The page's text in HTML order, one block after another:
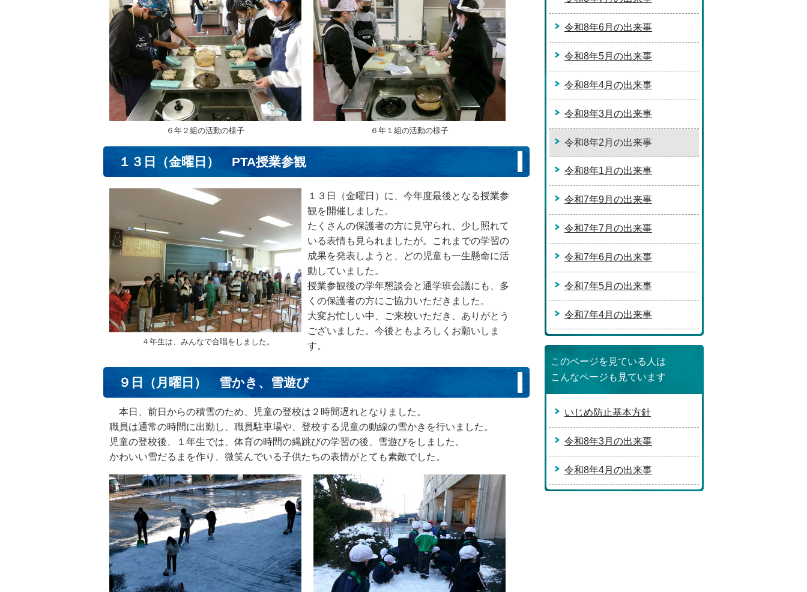
６年２組の活動の様子 ６年１組の活動の様子
１３日（金曜日） PTA授業参観
４年生は、みんなで合唱をしました。
１３日（金曜日）に、今年度最後となる授業参
観を開催しました。
たくさんの保護者の方に見守られ、少し照れて
いる表情も見られましたが。これまでの学習の
成果を発表しようと、どの児童も一生懸命に活
動していました。
授業参観後の学年懇談会と通学班会議にも、多
くの保護者の方にご協力いただきました。
大変お忙しい中、ご来校いただき、ありがとう
ございました。今後ともよろしくお願いしま
す。
９日（月曜日） 雪かき、雪遊び
本日、前日からの積雪のため、児童の登校は２時間遅れとなりました。
職員は通常の時間に出勤し、職員駐車場や、登校する児童の動線の雪かきを行いました。
児童の登校後、１年生では、体育の時間の縄跳びの学習の後、雪遊びをしました。
かわいい雪だるまを作り、微笑んでいる子供たちの表情がとても素敵でした。
令和8年6月の出来事
令和8年5月の出来事
令和8年4月の出来事
令和8年3月の出来事
令和8年2月の出来事
令和8年1月の出来事
令和7年9月の出来事
令和7年7月の出来事
令和7年6月の出来事
令和7年5月の出来事
令和7年4月の出来事
このページを見ている人は
こんなページも見ています
いじめ防止基本方針
令和8年3月の出来事
令和8年4月の出来事